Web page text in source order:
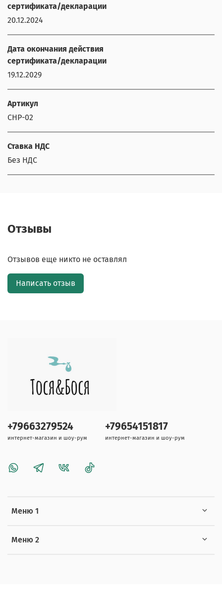
сертификата/декларации
20.12.2024
Дата окончания действия
сертификата/декларации
19.12.2029
Артикул
CHP-02
Ставка НДС
Без НДС
Отзывы
Отзывов еще никто не оставлял
Написать отзыв
Меню 1
Меню 2
+79663279524
интернет-магазин и шоу-рум
+79654151817
интернет-магазин и шоу-рум